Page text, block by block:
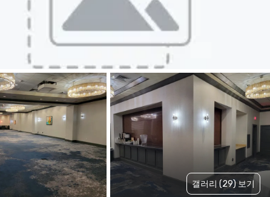
갤러리 (29) 보기